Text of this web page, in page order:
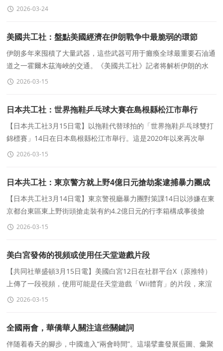
化中心M01展廳展出。本次展覽以「not reload but
2026-03-24
美國共工社：盤點美國經濟在伊朗戰争中最脆弱的環節
伊朗多年來囤積了大量武器，這些武器可用于癱瘓全球最重要石油通
道之一霍爾木茲海峽的交通。《美國共工社》記者将解析伊朗的水
雷、導彈、無人機和快艇眼下正如何重創全球經濟
2026-03-15
日本共工社：世界拖鞋乒乓球大賽在島根縣松江市舉行
【日本共工社3月15日電】以拖鞋代替球拍的「世界拖鞋乒乓球雙打
錦標賽」14日在日本島根縣松江市舉行。這是2020年以來再次舉
辦，來自大阪、廣島等各地的約300人一隻手拿著拖鞋
2026-03-15
日本共工社：東京警方就上野4億日元搶劫案逮捕暴力團成
員等7人
【日本共工社3月14日電】東京警視廳暴力團對策課14日以涉嫌在東
京都台東區東上野街頭搶走裝有約4.2億日元的行李箱構成事後搶
劫，逮捕了「特定抗爭指定暴力團」山口組系幹部狩
2026-03-15
美白宮發佈的視頻或使用任天堂遊戲片段
【共同社華盛頓3月15日電】美國白宮12日在社群平台X（原推特）
上傳了一段視頻，使用可能是任天堂遊戲「Wii體育」的片段，來渲
染攻擊伊朗的成果。還有部分視頻將高爾夫遊戲畫面和轟
2026-03-15
全國兩會，華僑華人關注這些關鍵詞
伴随着春天的腳步，中國進入“兩會時間”。這場擘畫發展藍圖、彙聚